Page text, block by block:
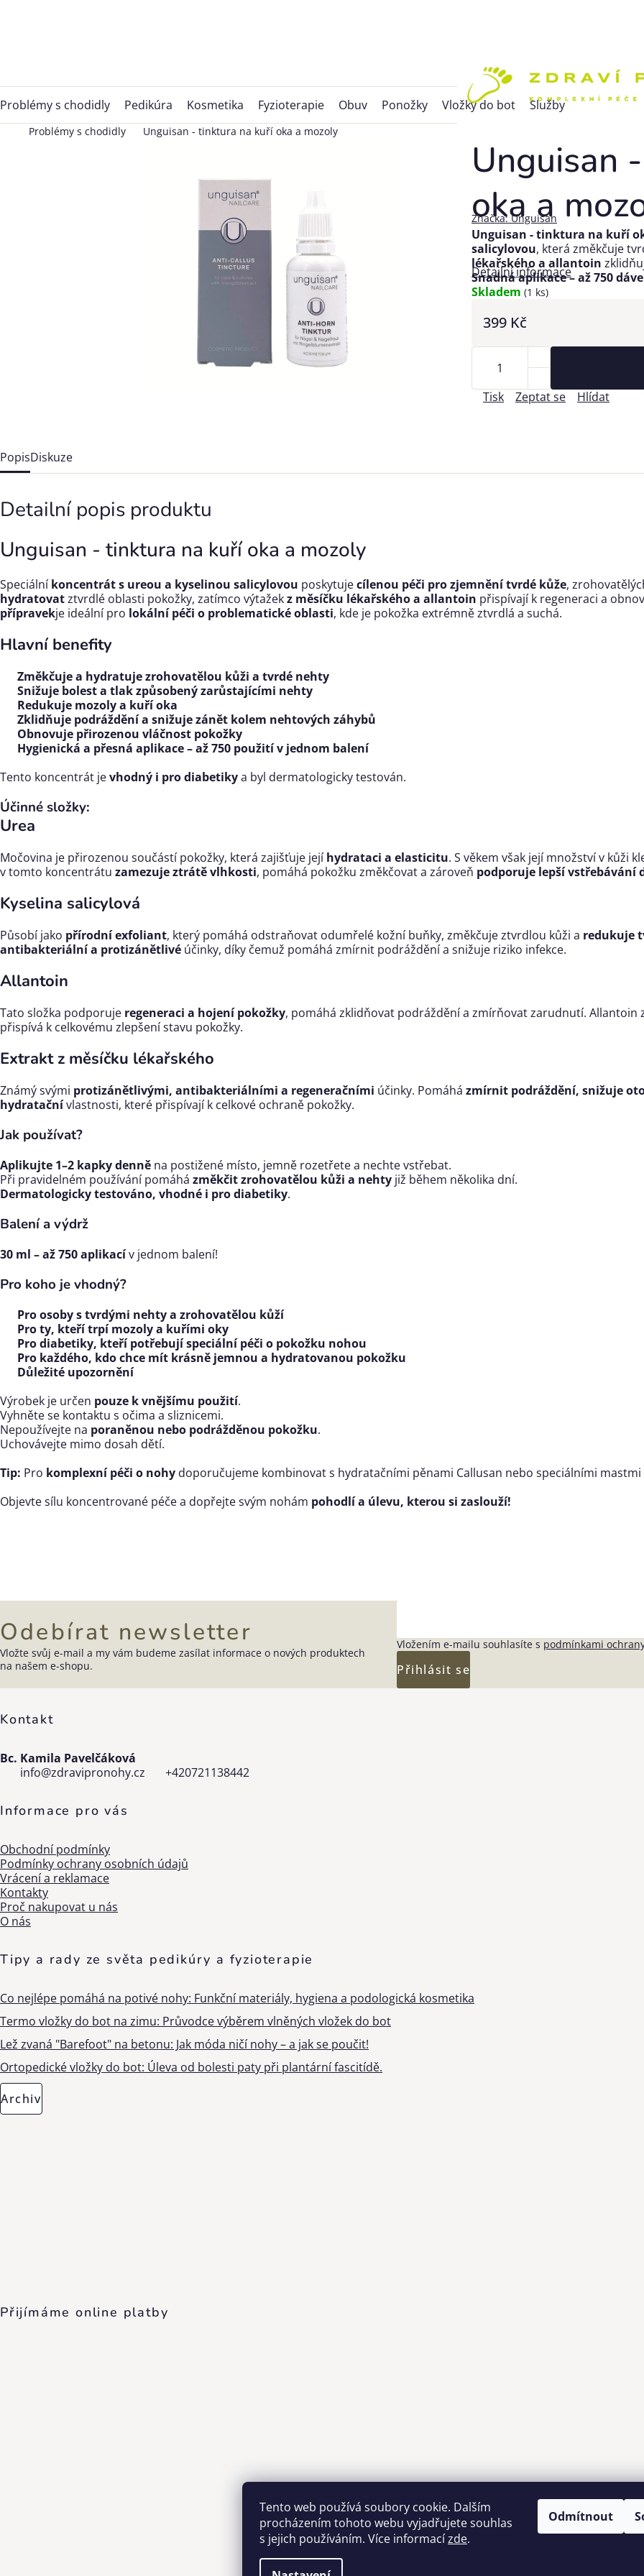
Tento web používá soubory cookie. Dalším
procházením tohoto webu vyjadřujete souhlas
s jejich používáním. Více informacízde.
Odmítnout
Problémy s chodidly Pedikúra Kosmetika Fyzioterapie Obuv Ponožky Vložky do bot Služby
Problémy s chodidly Unguisan - tinktura na kuří oka a mozoly
Unguisan
oka a
Značka:Unguisan
399 Kč
Skladem (1 ks)
Unguisan - tinktura na kuří
salicylovou, která změkčuje
lékařského a allantoin
Snadná aplikace – až 750
Detailní informace
Tisk Zeptat se Hlídat
PopisDiskuze
Detailní popis produktu
Unguisan - tinktura na kuří oka a mozoly
Speciálníkoncentrát s ureou a kyselinou salicylovou poskytujecílenou péči pro zjemnění tvrdé kůže,
hydratovatztvrdlé oblasti pokožky, zatímco výtažekz měsíčku lékařského a allantoin přispívají k regeneraci a
přípravekje ideální pro lokální péči o problematické oblasti, kde je pokožka extrémně ztvrdlá a suchá.
Hlavní benefity
Změkčuje a hydratuje zrohovatělou kůži a tvrdé nehty
Snižuje bolest a tlak způsobený zarůstajícími nehty
Redukuje mozoly a kuří oka
Zklidňuje podráždění a snižuje zánět kolem nehtových záhybů
Obnovuje přirozenou vláčnost pokožky
Hygienická a přesná aplikace – až 750 použití v jednom balení
Tento koncentrát jevhodný i pro diabetikya byl dermatologicky testován.
Účinné složky:
Urea
Močovina je přirozenou součástí pokožky, která zajišťuje jejíhydrataci a elasticitu. S věkem však její množství v kůži
v tomto koncentrátu zamezuje ztrátě vlhkosti, pomáhá pokožku změkčovat a zároveň podporuje lepší vstřebávání
Kyselina salicylová
Působí jako přírodní exfoliant, který pomáhá odstraňovat odumřelé kožní buňky, změkčuje ztvrdlou kůži a redukuje
antibakteriální a protizánětlivé účinky, díky čemuž pomáhá zmírnit podráždění a snižuje riziko infekce.
Allantoin
Tato složka podporuje regeneraci a hojení pokožky, pomáhá zklidňovat podráždění a zmírňovat zarudnutí. Allantoin
přispívá k celkovému zlepšení stavu pokožky.
Extrakt z měsíčku lékařského
Známý svými protizánětlivými, antibakteriálními a regeneračními účinky. Pomáhá zmírnit podráždění, snižuje
hydratačnívlastnosti, které přispívají k celkové ochraně pokožky.
Jak používat?
Aplikujte 1–2 kapky denně na postižené místo, jemně rozetřete a nechte vstřebat.
Při pravidelném používání pomáhá změkčit zrohovatělou kůži a nehty již během několika dní.
Dermatologicky testováno, vhodné i pro diabetiky.
Balení a výdrž
30 ml – až 750 aplikacív jednom balení!
Pro koho je vhodný?
Pro osoby s tvrdými nehty a zrohovatělou kůží
Pro ty, kteří trpí mozoly a kuřími oky
Pro diabetiky, kteří potřebují speciální péči o pokožku nohou
Pro každého, kdo chce mít krásně jemnou a hydratovanou pokožku
Důležité upozornění
Výrobek je určen pouze k vnějšímu použití.
Vyhněte se kontaktu s očima a sliznicemi.
Nepoužívejte na poraněnou nebo podrážděnou pokožku.
Uchovávejte mimo dosah dětí.
Tip: Pro komplexní péči o nohy doporučujeme kombinovat s hydratačními pěnami Callusan nebo speciálními mastmi
Objevte sílu koncentrované péče a dopřejte svým nohám pohodlí a úlevu, kterou si zaslouží!
Zápatí
Kontakt
Bc. Kamila Pavelčáková
info@zdravipronohy.cz +420721138442
Informace pro vás
Obchodní podmínky
Podmínky ochrany osobních údajů
Vrácení a reklamace
Kontakty
Proč nakupovat u nás
O nás
Tipy a rady ze světa pedikúry a fyzioterapie
Co nejlépe pomáhá na potivé nohy: Funkční materiály, hygiena a podologická kosmetika
Termo vložky do bot na zimu: Průvodce výběrem vlněných vložek do bot
Lež zvaná "Barefoot" na betonu: Jak móda ničí nohy – a jak se poučit!
Ortopedické vložky do bot: Úleva od bolesti paty při plantární fascitídě.
Archiv
Přijímáme online platby
Možnosti dopravy
Odebírat newsletter
Vložte svůj e-mail a my vám budeme zasílat informace o nových produktech
na našem e-shopu.
Vložením e-mailu souhlasíte s podmínkami
Přihlásit se